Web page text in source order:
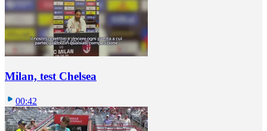
Milan, test Chelsea
00:42